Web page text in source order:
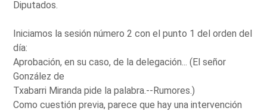
Diputados.
Iniciamos la sesión número 2 con el punto 1 del orden del
día:
Aprobación, en su caso, de la delegación... (El señor
González de
Txabarri Miranda pide la palabra.--Rumores.)
Como cuestión previa, parece que hay una intervención